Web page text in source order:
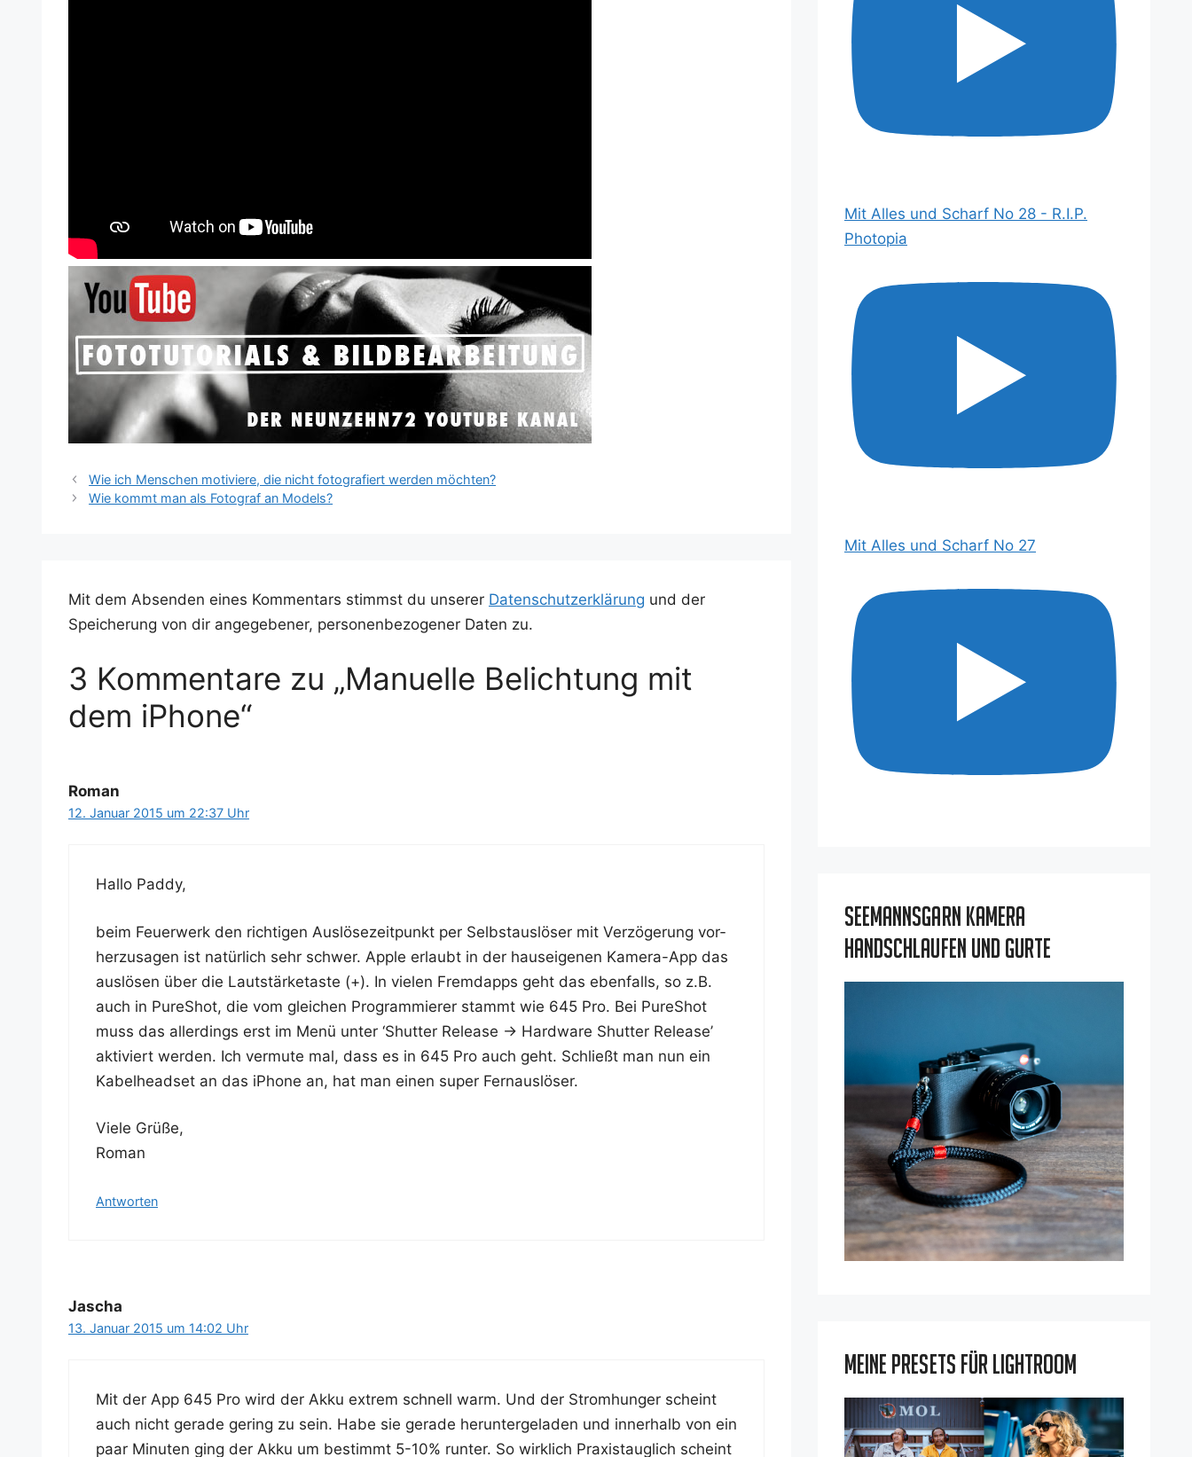
Wie ich Menschen motiviere, die nicht fotografiert werden möchten?
Wie kommt man als Fotograf an Models?
Mit dem Absenden eines Kommentars stimmst du unserer Datenschutzerklärung und der
Speicherung von dir angegebener, personenbezogener Daten zu.
3 Kommentare zu „Manuelle Belichtung mit
dem iPhone“
Roman
12. Januar 2015 um 22:37 Uhr
Hal­lo Paddy,
beim Feu­er­werk den rich­ti­gen Aus­lö­se­zeit­punkt per Selbst­aus­lö­ser mit Ver­zö­ge­rung vor­
her­zu­sa­gen ist natür­lich sehr schwer. Apple erlaubt in der haus­ei­ge­nen Kame­ra-App das
aus­lö­sen über die Laut­stär­ke­tas­te (+). In vie­len Fremd­apps geht das eben­falls, so z.B.
auch in PureShot, die vom glei­chen Pro­gram­mie­rer stammt wie 645 Pro. Bei PureShot
muss das aller­dings erst im Menü unter ‘Shut­ter Release -> Hard­ware Shut­ter Release’
akti­viert wer­den. Ich ver­mu­te mal, dass es in 645 Pro auch geht. Schließt man nun ein
Kabel­head­set an das iPho­ne an, hat man einen super Fernauslöser.
Vie­le Grüße,
Roman
Antworten
Jascha
13. Januar 2015 um 14:02 Uhr
Mit der App 645 Pro wird der Akku extrem schnell warm. Und der Strom­hun­ger scheint
auch nicht gera­de gering zu sein. Habe sie gera­de her­un­ter­ge­la­den und inner­halb von ein
paar Minu­ten ging der Akku um bestimmt 5-10% run­ter. So wirk­lich Pra­xis­taug­lich scheint
Mit Alles und Scharf No 28 - R.I.P.
Photopia
Mit Alles und Scharf No 27
Seemannsgarn Kamera
Handschlaufen und Gurte
Meine Presets für Lightroom